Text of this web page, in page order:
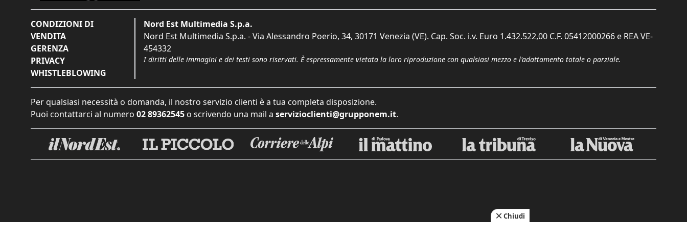
CONDIZIONI DI
VENDITA
GERENZA
PRIVACY
WHISTLEBLOWING
Nord Est Multimedia S.p.a.
Nord Est Multimedia S.p.a. - Via Alessandro Poerio, 34, 30171 Venezia (VE). Cap. Soc. i.v. Euro 1.432.522,00 C.F. 05412000266 e REA VE-
454332
I diritti delle immagini e dei testi sono riservati. È espressamente vietata la loro riproduzione con qualsiasi mezzo e l'adattamento totale o parziale.
Per qualsiasi necessità o domanda, il nostro servizio clienti è a tua completa disposizione.
Puoi contattarci al numero 02 89362545 o scrivendo una mail a servizioclienti@grupponem.it.
Chiudi